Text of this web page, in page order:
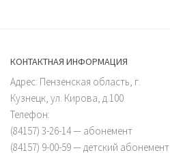
КОНТАКТНАЯ ИНФОРМАЦИЯ
Адрес: Пензенская область, г.
Кузнецк, ул. Кирова, д.100
Телефон:
(84157) 3-26-14 — абонемент
(84157) 9-00-59 — детский абонемент